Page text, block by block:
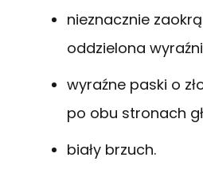
nieznacznie
oddzielona
wyraźne paski o
po obu stronach
biały brzuch.